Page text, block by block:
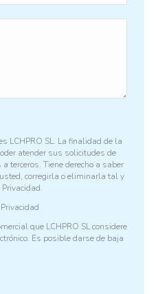
LCHPRO SL. La finalidad de la
atender sus solicitudes de
terceros. Tiene derecho a saber
corregirla o eliminarla tal y
que LCHPRO SL considere
Es posible darse de baja